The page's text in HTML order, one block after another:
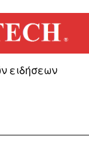
ειδήσεων